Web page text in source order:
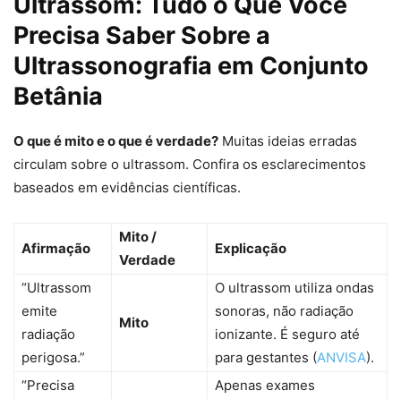
Precisa Saber Sobre a
Ultrassonografia em Conjunto
Betânia
O que é mito e o que é verdade? Muitas ideias erradas
circulam sobre o ultrassom. Confira os esclarecimentos
baseados em evidências científicas.
Afirmação
Mito /
Verdade
Explicação
“Ultrassom
emite
radiação
perigosa.”
Mito
O ultrassom utiliza ondas
sonoras, não radiação
ionizante. É seguro até
para gestantes (ANVISA).
“Precisa
Apenas exames